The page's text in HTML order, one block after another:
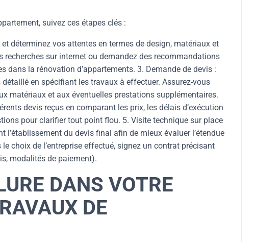
suivez ces étapes clés :
déterminez vos attentes en termes de design, matériaux et
recherches sur internet ou demandez des recommandations
dans la rénovation d’appartements. 3. Demande de devis :
en spécifiant les travaux à effectuer. Assurez-vous
matériaux et aux éventuelles prestations supplémentaires.
devis reçus en comparant les prix, les délais d’exécution
pour clarifier tout point flou. 5. Visite technique sur place
du devis final afin de mieux évaluer l’étendue
choix de l’entreprise effectué, signez un contrat précisant
modalités de paiement).
DANS VOTRE
DE